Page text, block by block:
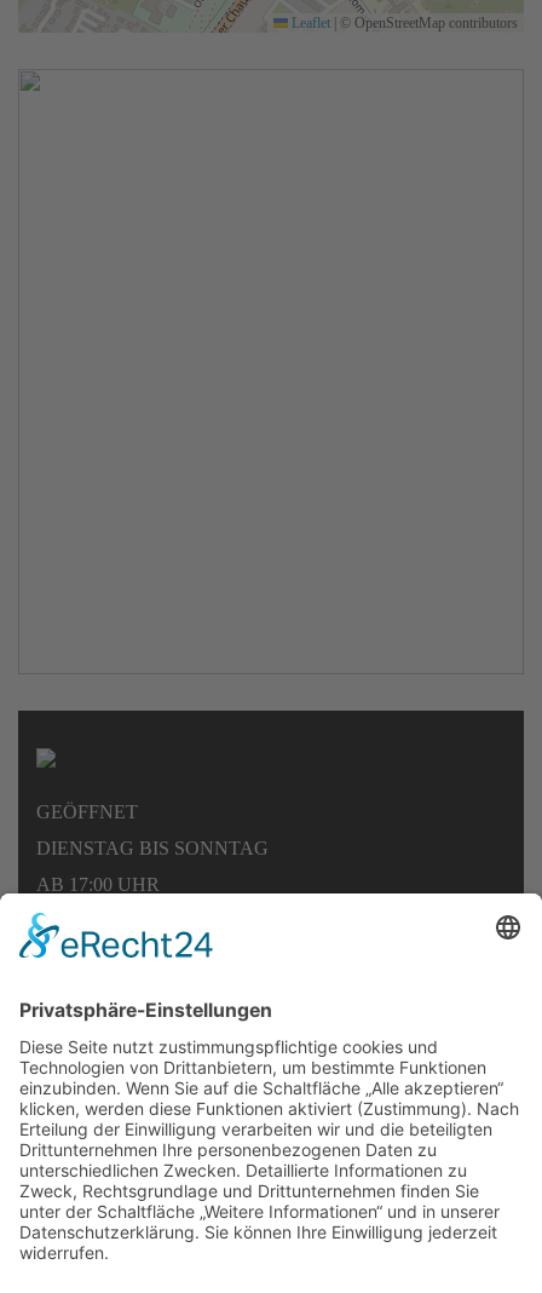
Leaflet © OpenStreetMap contributors
GEÖFFNET
DIENSTAG BIS SONNTAG
AB 17:00 UHR